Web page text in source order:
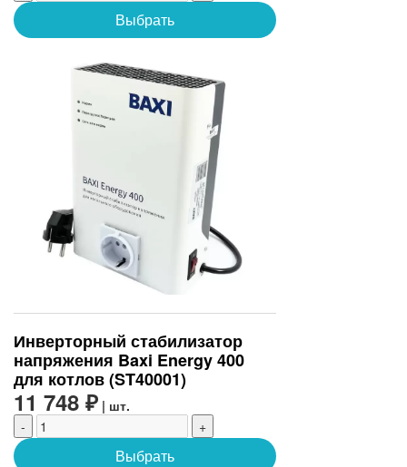
Выбрать
Инверторный стабилизатор
напряжения Baxi Energy 400
для котлов (ST40001)
11 748 ₽ | шт.
-
+
Выбрать